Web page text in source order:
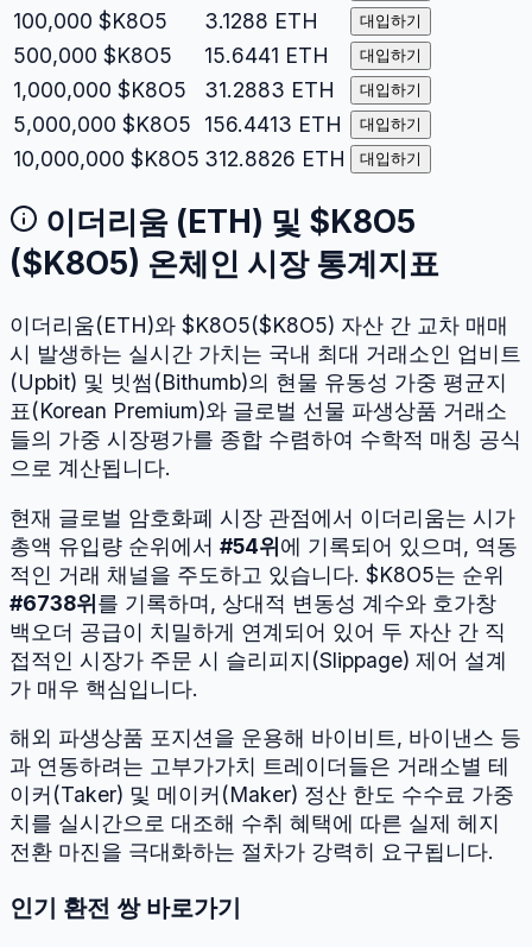
100,000 $K8O5 3.1288 ETH 대입하기
500,000 $K8O5 15.6441 ETH 대입하기
1,000,000 $K8O5 31.2883 ETH 대입하기
5,000,000 $K8O5 156.4413 ETH 대입하기
10,000,000 $K8O5 312.8826 ETH 대입하기
이더리움 ( ETH ) 및 $K8O5
($K8O5) 온체인 시장 통계지표
이더리움(ETH)와 $K8O5($K8O5) 자산 간 교차 매매
시 발생하는 실시간 가치는 국내 최대 거래소인 업비트
(Upbit) 및 빗썸(Bithumb)의 현물 유동성 가중 평균지
표(Korean Premium)와 글로벌 선물 파생상품 거래소
들의 가중 시장평가를 종합 수렴하여 수학적 매칭 공식
으로 계산됩니다.
현재 글로벌 암호화폐 시장 관점에서 이더리움는 시가
총액 유입량 순위에서 #54위에 기록되어 있으며, 역동
적인 거래 채널을 주도하고 있습니다. $K8O5는 순위
#6738위를 기록하며, 상대적 변동성 계수와 호가창
백오더 공급이 치밀하게 연계되어 있어 두 자산 간 직
접적인 시장가 주문 시 슬리피지(Slippage) 제어 설계
가 매우 핵심입니다.
해외 파생상품 포지션을 운용해 바이비트, 바이낸스 등
과 연동하려는 고부가가치 트레이더들은 거래소별 테
이커(Taker) 및 메이커(Maker) 정산 한도 수수료 가중
치를 실시간으로 대조해 수취 혜택에 따른 실제 헤지
전환 마진을 극대화하는 절차가 강력히 요구됩니다.
인기 환전 쌍 바로가기